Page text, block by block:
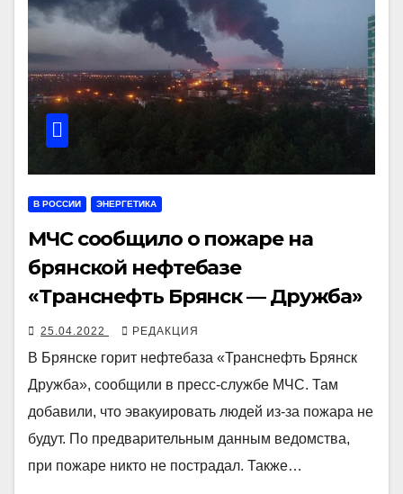
В РОССИИ ЭНЕРГЕТИКА
МЧС сообщило о пожаре на
брянской нефтебазе
«Транснефть Брянск — Дружба»
25.04.2022 РЕДАКЦИЯ
В Брянске горит нефтебаза «Транснефть Брянск
Дружба», сообщили в пресс-службе МЧС. Там
добавили, что эвакуировать людей из-за пожара не
будут. По предварительным данным ведомства,
при пожаре никто не пострадал. Также…